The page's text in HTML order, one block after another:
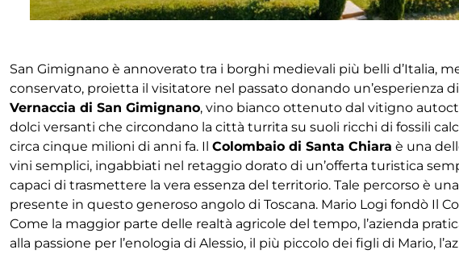
San Gimignano è annoverato tra i borghi medievali più belli
conservato, proietta il visitatore nel passato donando un’esperienza
Vernaccia di San Gimignano, vino bianco ottenuto dal vitigno
dolci versanti che circondano la città turrita su suoli ricchi di fossili
circa cinque milioni di anni fa. Il Colombaio di Santa Chiara è una
vini semplici, ingabbiati nel retaggio dorato di un’offerta turistica
capaci di trasmettere la vera essenza del territorio. Tale percorso è
presente in questo generoso angolo di Toscana. Mario Logi fondò Il
Come la maggior parte delle realtà agricole del tempo, l’azienda
alla passione per l’enologia di Alessio, il più piccolo dei figli di Mario,